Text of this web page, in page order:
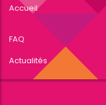
Accueil
FAQ
Actualités